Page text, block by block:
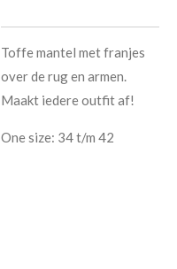
Toffe mantel met franjes
over de rug en armen.
Maakt iedere outfit af!
One size: 34 t/m 42